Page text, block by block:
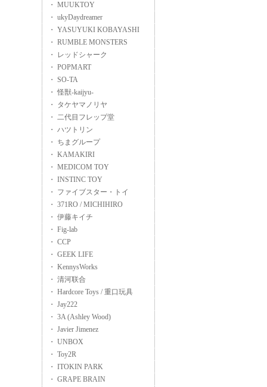
・ MUUKTOY
・ ukyDaydreamer
・ YASUYUKI KOBAYASHI
・ RUMBLE MONSTERS
・ レッドシャーク
・ POPMART
・ SO-TA
・ 怪獣-kaijyu-
・ タケヤマノリヤ
・ 二代目フレップ堂
・ ハツトリン
・ ちまグループ
・ KAMAKIRI
・ MEDICOM TOY
・ INSTINC TOY
・ ファイブスター・トイ
・ 371RO / MICHIHIRO
・ 伊藤キイチ
・ Fig-lab
・ CCP
・ GEEK LIFE
・ KennysWorks
・ 清河联合
・ Hardcore Toys / 重口玩具
・ Jay222
・ 3A (Ashley Wood)
・ Javier Jimenez
・ UNBOX
・ Toy2R
・ ITOKIN PARK
・ GRAPE BRAIN